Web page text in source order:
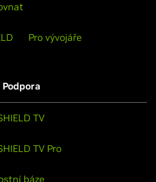
Pro vývojáře
Podpora
TV
TV Pro
báze